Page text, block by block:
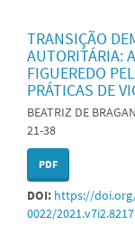
TRANSIÇÃO
AUTORITÁRIA:
FIGUEREDO
PRÁTICAS DE
BEATRIZ DE
21-38
PDF
DOI: https://
0022/2021.v7i2.8217